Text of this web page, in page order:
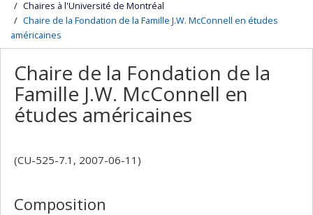
Chaires à l'Université de Montréal
Chaire de la Fondation de la Famille J.W. McConnell en études
américaines
Chaire de la Fondation de la
Famille J.W. McConnell en
études américaines
(CU-525-7.1, 2007-06-11)
Composition